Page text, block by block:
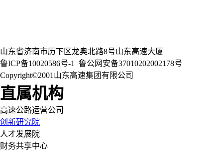
山东省济南市历下区龙奥北路8号山东高速大厦
鲁ICP备10020586号-1
鲁公网安备37010202002178号
Copyright©2001山东高速集团有限公司
直属机构
高速公路运营公司
创新研究院
人才发展院
财务共享中心